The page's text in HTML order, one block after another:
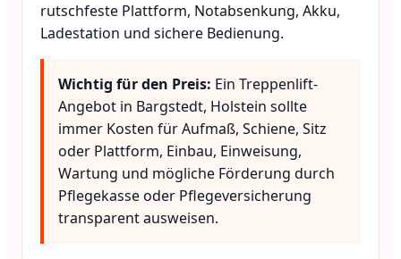
rutschfeste Plattform, Notabsenkung, Akku,
Ladestation und sichere Bedienung.
Wichtig für den Preis: Ein Treppenlift-
Angebot in Bargstedt, Holstein sollte
immer Kosten für Aufmaß, Schiene, Sitz
oder Plattform, Einbau, Einweisung,
Wartung und mögliche Förderung durch
Pflegekasse oder Pflegeversicherung
transparent ausweisen.